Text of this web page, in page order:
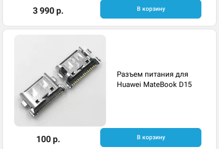
3 990 р. В корзину
Разъем питания для
Huawei MateBook D15
100 р. В корзину